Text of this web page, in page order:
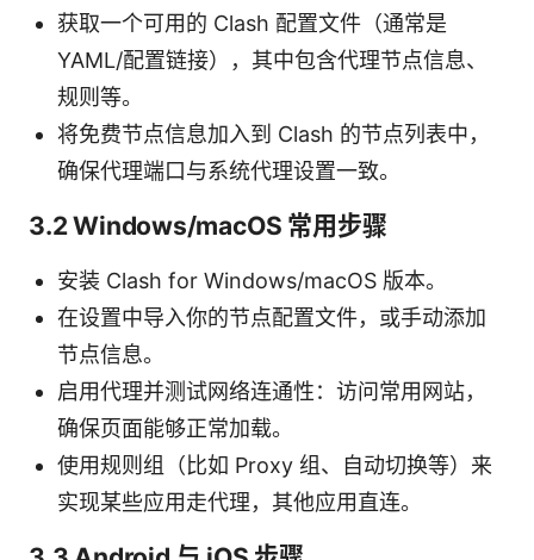
获取一个可用的 Clash 配置文件（通常是
YAML/配置链接），其中包含代理节点信息、
规则等。
将免费节点信息加入到 Clash 的节点列表中，
确保代理端口与系统代理设置一致。
3.2 Windows/macOS 常用步骤
安装 Clash for Windows/macOS 版本。
在设置中导入你的节点配置文件，或手动添加
节点信息。
启用代理并测试网络连通性：访问常用网站，
确保页面能够正常加载。
使用规则组（比如 Proxy 组、自动切换等）来
实现某些应用走代理，其他应用直连。